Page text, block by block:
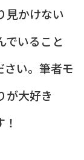
見かけない
でいること
さい。筆者モ
が大好き